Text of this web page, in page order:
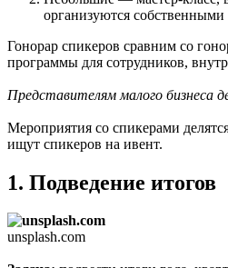
организуются
Гонорар спикеров сравним со
программы для сотрудников,
Представителям малого бизнеса
Мероприятия со спикерами
ищут спикеров на ивент.
1. Подведение итогов
unsplash.com